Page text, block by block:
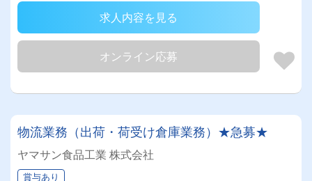
求人内容を見る
オンライン応募
物流業務（出荷・荷受け倉庫業務）★急募★
ヤマサン食品工業 株式会社
賞与あり